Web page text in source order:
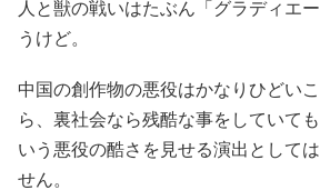
人と獣の戦いはたぶん「グラディエ
うけど。
中国の創作物の悪役はかなりひどい
ら、裏社会なら残酷な事をしていて
いう悪役の酷さを見せる演出として
せん。